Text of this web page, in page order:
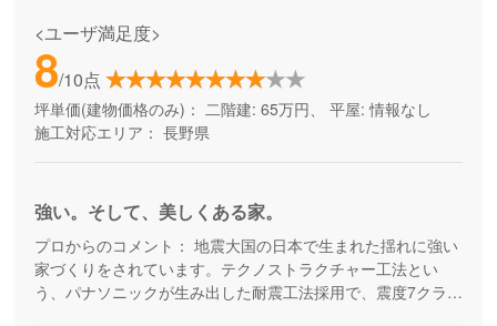
<ユーザ満足度>
8/10点
坪単価(建物価格のみ)： 二階建: 65万円、 平屋: 情報なし
施工対応エリア： 長野県
強い。そして、美しくある家。
プロからのコメント： 地震大国の日本で生まれた揺れに強い
家づくりをされています。テクノストラクチャー工法とい
う、パナソニックが生み出した耐震工法採用で、震度7クラス